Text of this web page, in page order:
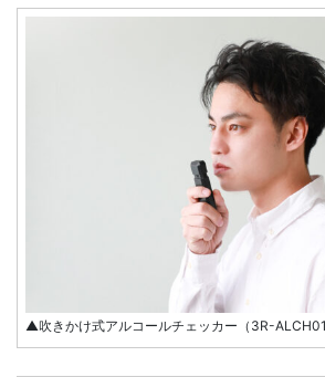
▲吹きかけ式アルコールチェッカー（3R-